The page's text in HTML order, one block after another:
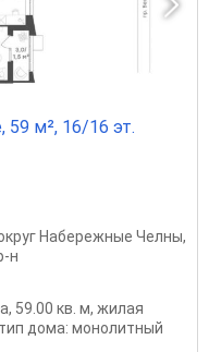
м², 16/16 эт.
Набережные Челны,
н
59.00 кв. м, жилая
дома: монолитный